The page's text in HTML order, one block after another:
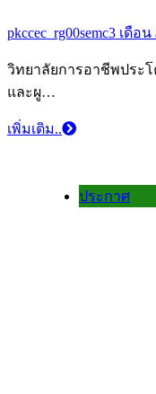
pkccec_rg00semc3 เดือน
วิทยาลัยการอาชีพประ
และผู…
เพิ่มเติม..
ประกาศ